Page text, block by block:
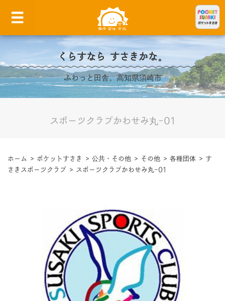
くらすなら すさきかな。
ふわっと田舎。高知県須崎市
スポーツクラブかわせみ丸-01
ホーム > ポケットすさき > 公共・その他 > その他 > 各種団体 > す
さきスポーツクラブ > スポーツクラブかわせみ丸-01